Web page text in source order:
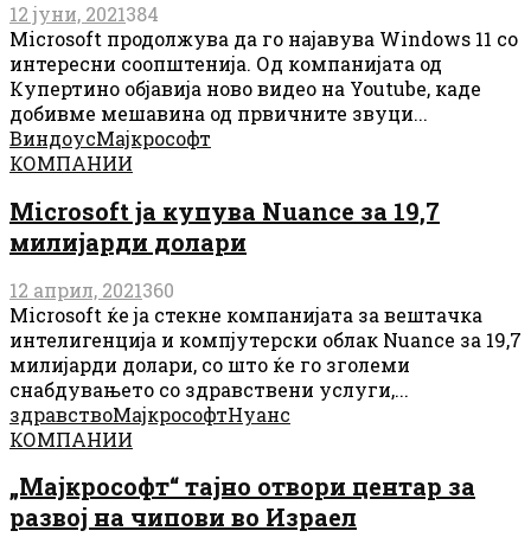
12 јуни, 2021384
Microsoft продолжува да го најавува Windows 11 со
интересни соопштенија. Од компанијата од
Купертино објавија ново видео на Youtube, каде
добивме мешавина од првичните звуци...
ВиндоусМајкрософт
КОМПАНИИ
Microsoft ја купува Nuance за 19,7
милијарди долари
12 април, 2021360
Microsoft ќе ја стекне компанијата за вештачка
интелигенција и компјутерски облак Nuance за 19,7
милијарди долари, со што ќе го зголеми
снабдувањето со здравствени услуги,...
здравствоМајкрософтНуанс
КОМПАНИИ
„Мајкрософт“ тајно отвори центар за
развој на чипови во Израел